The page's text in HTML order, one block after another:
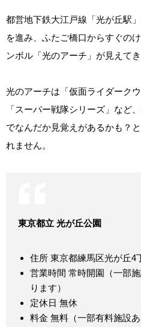
都営地下鉄大江戸線「光が丘駅
を進み、ふたご橋口からすぐの
ンボル「光のアーチ」が見えてき
光のアーチは「仮面ライダーク
「スーパー戦隊シリーズ」など
でなんだか見覚えがあるかも？
れません。
東京都立 光が丘公園
住所 東京都練馬区光が丘4
営業時間 常時開園（一部
ります）
定休日 無休
料金 無料（一部有料施設あ